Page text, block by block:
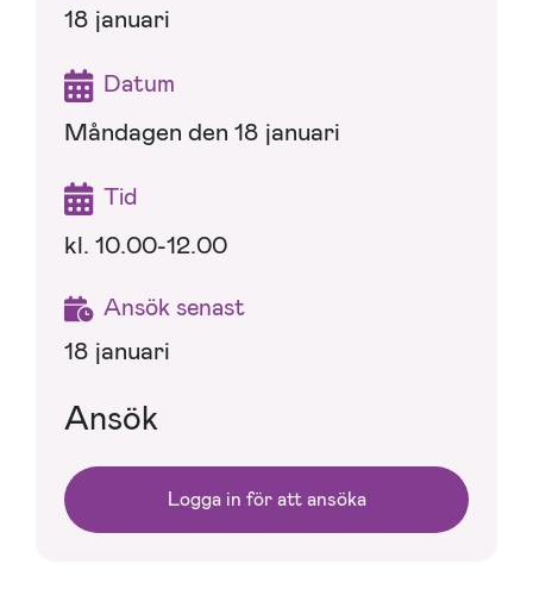
18 januari
Datum
Måndagen den 18 januari
Tid
kl. 10.00-12.00
Ansök senast
18 januari
Ansök
Logga in för att ansöka